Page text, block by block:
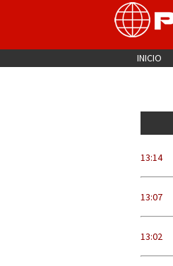
INICIO
13:14
13:07
13:02